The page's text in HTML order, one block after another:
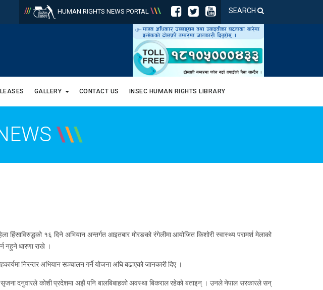
SEARCH
/// HUMAN RIGHTS NEWS PORTAL \\\
GALLERY CONTACT US INSEC HUMAN RIGHTS LIBRARY
\\\
१६ दिने अभियान अन्तर्गत आइतबार मोरङको रंगेलीमा आयोजित किशोरी स्वास्थ्य परामर्श मेलाको
नहुने धारणा राखे ।
निरन्तर अभियान सञ्चालन गर्ने योजना अघि बढाएको जानकारी दिए ।
दनुवारले कोशी प्रदेशमा अझै पनि बालबिबाहको अवस्था बिकराल रहेको बताइन् । उनले नेपाल सरकारले सन्